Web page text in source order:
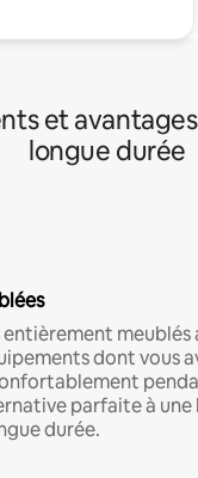
et
longue durée
meublés
dont vous
parfaite à
durée.